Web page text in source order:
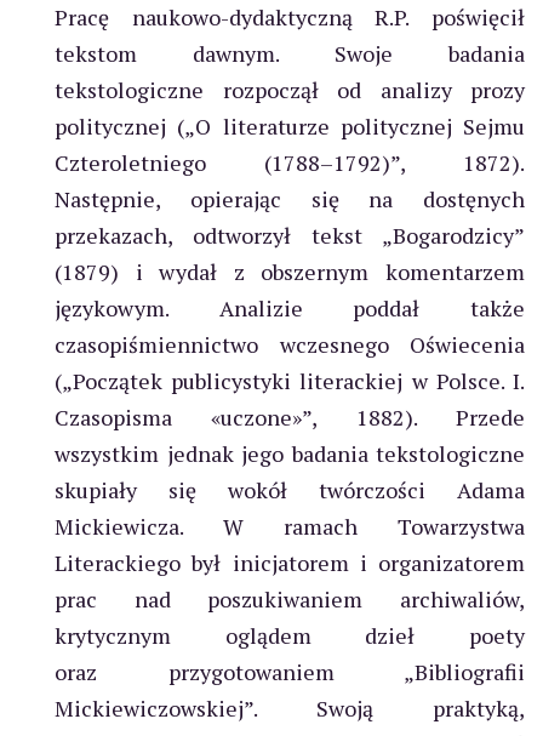
Pracę naukowo-dydaktyczną R.P. poświęcił
tekstom dawnym. Swoje badania
tekstologiczne rozpoczął od analizy prozy
politycznej („O literaturze politycznej Sejmu
Czteroletniego (1788–1792)”, 1872).
Następnie, opierając się na dostęnych
przekazach, odtworzył tekst „Bogarodzicy”
(1879) i wydał z obszernym komentarzem
językowym. Analizie poddał także
czasopiśmiennictwo wczesnego Oświecenia
(„Początek publicystyki literackiej w Polsce. I.
Czasopisma «uczone»”, 1882). Przede
wszystkim jednak jego badania tekstologiczne
skupiały się wokół twórczości Adama
Mickiewicza. W ramach Towarzystwa
Literackiego był inicjatorem i organizatorem
prac nad poszukiwaniem archiwaliów,
krytycznym oglądem dzieł poety
oraz przygotowaniem „Bibliografii
Mickiewiczowskiej”. Swoją praktyką,